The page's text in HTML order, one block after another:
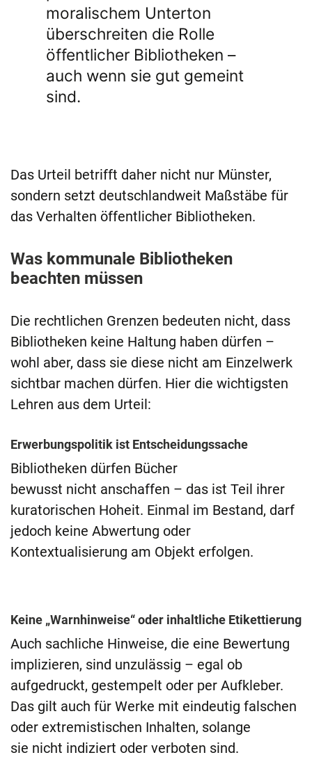
moralischem Unterton
überschreiten die Rolle
öffentlicher Bibliotheken –
auch wenn sie gut gemeint
sind.
Das Urteil betrifft daher nicht nur Münster,
sondern setzt deutschlandweit Maßstäbe für
das Verhalten öffentlicher Bibliotheken.
Was kommunale Bibliotheken
beachten müssen
Die rechtlichen Grenzen bedeuten nicht, dass
Bibliotheken keine Haltung haben dürfen –
wohl aber, dass sie diese nicht am Einzelwerk
sichtbar machen dürfen. Hier die wichtigsten
Lehren aus dem Urteil:
Erwerbungspolitik ist Entscheidungssache
Bibliotheken dürfen Bücher
bewusst nicht anschaffen – das ist Teil ihrer
kuratorischen Hoheit. Einmal im Bestand, darf
jedoch keine Abwertung oder
Kontextualisierung am Objekt erfolgen.
Keine „Warnhinweise“ oder inhaltliche Etikettierung
Auch sachliche Hinweise, die eine Bewertung
implizieren, sind unzulässig – egal ob
aufgedruckt, gestempelt oder per Aufkleber.
Das gilt auch für Werke mit eindeutig falschen
oder extremistischen Inhalten, solange
sie nicht indiziert oder verboten sind.